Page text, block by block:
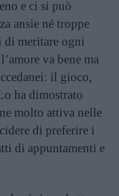
e ci si può
ansie né troppe
di meritare ogni
va bene ma
il gioco,
ha dimostrato
molto attiva nelle
di preferire i
di appuntamenti e